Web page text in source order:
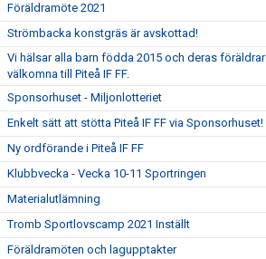
Föräldramöte 2021
Strömbacka konstgräs är avskottad!
Vi hälsar alla barn födda 2015 och deras föräldrar
välkomna till Piteå IF FF.
Sponsorhuset - Miljonlotteriet
Enkelt sätt att stötta Piteå IF FF via Sponsorhuset!
Ny ordförande i Piteå IF FF
Klubbvecka - Vecka 10-11 Sportringen
Materialutlämning
Tromb Sportlovscamp 2021 Inställt
Föräldramöten och lagupptakter